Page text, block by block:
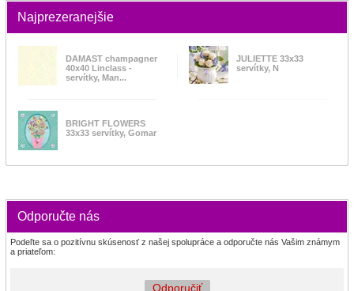
Najprezeranejšie
DAMAST champagner
40x40 Linclass -
servítky, Man...
JULIETTE 33x33
servítky, N
BRIGHT FLOWERS
33x33 servítky, Gomar
Odporučte nás
Podeľte sa o pozitívnu skúsenosť z našej spolupráce a odporučte nás Vašim známym
a priateľom:
Odporučiť